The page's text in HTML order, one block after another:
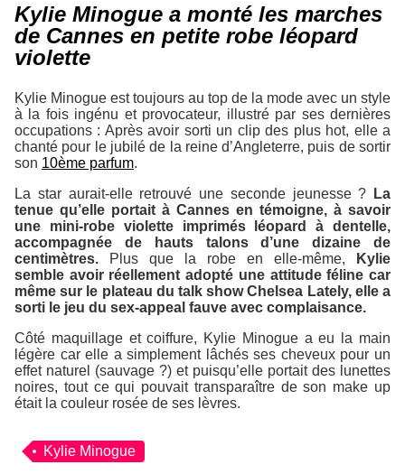
Kylie Minogue a monté les marches
de Cannes en petite robe léopard
violette
Kylie Minogue est toujours au top de la mode avec un style
à la fois ingénu et provocateur, illustré par ses dernières
occupations : Après avoir sorti un clip des plus hot, elle a
chanté pour le jubilé de la reine d’Angleterre, puis de sortir
son 10ème parfum.
La star aurait-elle retrouvé une seconde jeunesse ?
La
tenue qu’elle portait à Cannes en témoigne, à savoir
une mini-robe violette imprimés léopard à dentelle,
accompagnée de hauts talons d’une dizaine de
centimètres. Plus que la robe en elle-même,
Kylie
semble avoir réellement adopté une attitude féline car
même sur le plateau du talk show Chelsea Lately, elle a
sorti le jeu du sex-appeal fauve avec complaisance.
Côté maquillage et coiffure, Kylie Minogue a eu la main
légère car elle a simplement lâchés ses cheveux pour un
effet naturel (sauvage ?) et puisqu’elle portait des lunettes
noires, tout ce qui pouvait transparaître de son make up
était la couleur rosée de ses lèvres.
Kylie Minogue